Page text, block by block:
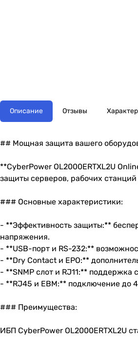
Описание Отзывы
## Мощная защита вашего
**CyberPower OL2000ERTXL2U
защиты серверов, рабочих
### Основные характеристики:
- **Эффективность защиты:**
напряжения.
- **USB-порт и RS-232:**
- **Dry Contact и EPO:**
- **SNMP слот и RJ11:** поддержка
- **RJ45 и EBM:** подключение до
### Преимущества:
ИБП CyberPower OL2000ERTXL2U